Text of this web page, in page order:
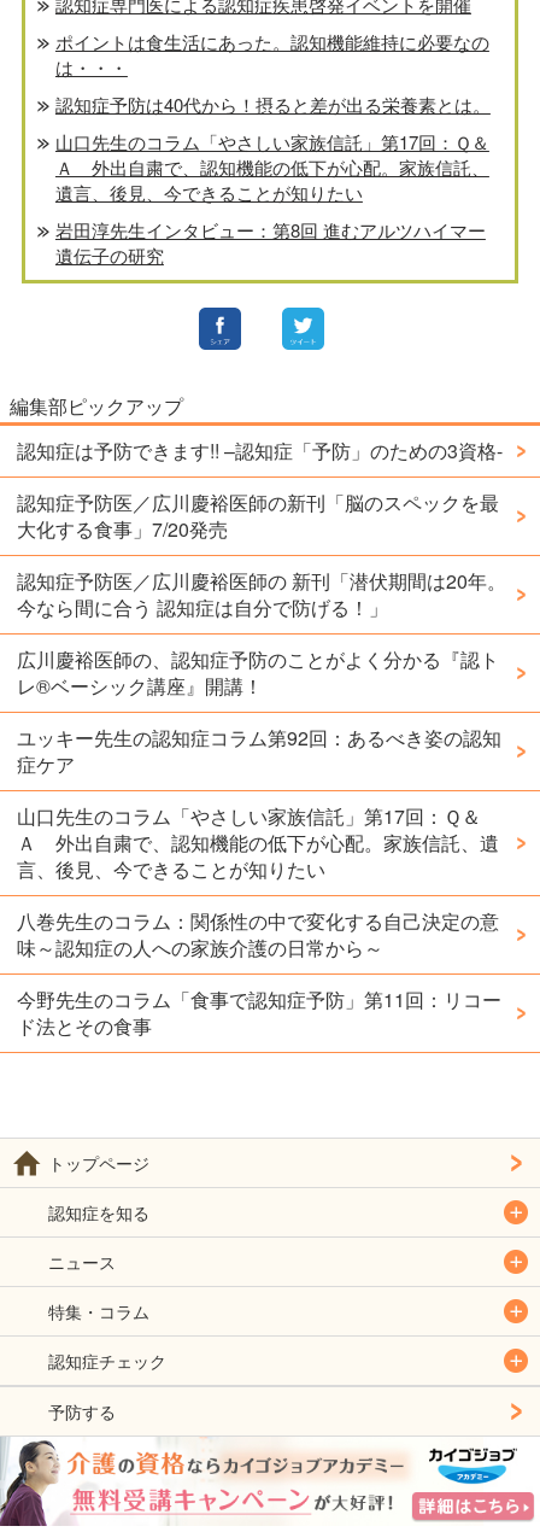
ポイントは食生活にあった。認知機能維持に必要なの
は・・・
認知症予防は40代から！摂ると差が出る栄養素とは。
山口先生のコラム「やさしい家族信託」第17回：Ｑ＆
Ａ 外出自粛で、認知機能の低下が心配。家族信託、
遺言、後見、今できることが知りたい
岩田淳先生インタビュー：第8回 進むアルツハイマー
遺伝子の研究
編集部ピックアップ
認知症は予防できます!! –認知症「予防」のための3資格-
認知症予防医／広川慶裕医師の新刊「脳のスペックを最
大化する食事」7/20発売
認知症予防医／広川慶裕医師の 新刊「潜伏期間は20年。
今なら間に合う 認知症は自分で防げる！」
広川慶裕医師の、認知症予防のことがよく分かる『認ト
レ®️ベーシック講座』開講！
ユッキー先生の認知症コラム第92回：あるべき姿の認知
症ケア
山口先生のコラム「やさしい家族信託」第17回：Ｑ＆
Ａ 外出自粛で、認知機能の低下が心配。家族信託、遺
言、後見、今できることが知りたい
八巻先生のコラム：関係性の中で変化する自己決定の意
味～認知症の人への家族介護の日常から～
今野先生のコラム「食事で認知症予防」第11回：リコー
ド法とその食事
トップページ
認知症を知る
ニュース
特集・コラム
認知症チェック
予防する